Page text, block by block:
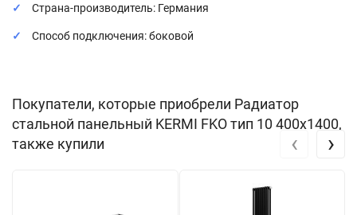
Страна-производитель: Германия
Способ подключения: боковой
Покупатели, которые приобрели Радиатор
стальной панельный KERMI FKO тип 10 400х1400,
также купили
‹ ›